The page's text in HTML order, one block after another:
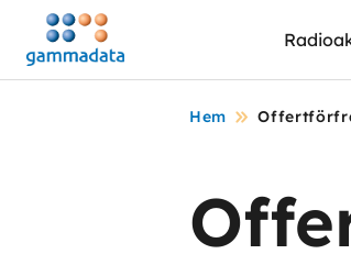
Hoppa
huvudinnehållt
Hem